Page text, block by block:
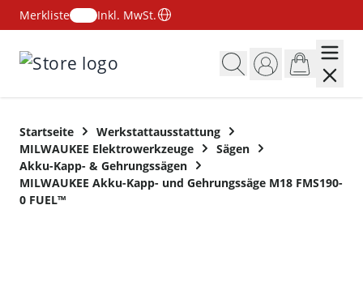
Merkliste
Inkl. MwSt.
Startseite
Werkstattausstattung
MILWAUKEE Elektrowerkzeuge
Sägen
Akku-Kapp- & Gehrungssägen
MILWAUKEE Akku-Kapp- und Gehrungssäge M18 FMS190-
0 FUEL™